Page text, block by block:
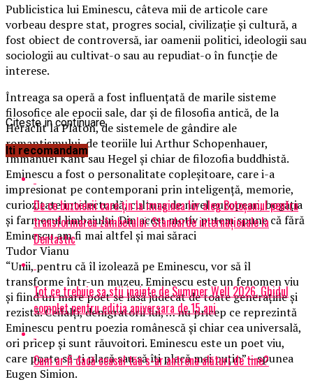
Publicistica lui Eminescu, câteva mii de articole care
vorbeau despre stat, progres social, civilizaţie şi cultură, a
fost obiect de controversă, iar oamenii politici, ideologii sau
sociologii au cultivat-o sau au repudiat-o în funcţie de
interese.
Întreaga sa operă a fost influenţată de marile sisteme
filosofice ale epocii sale, dar şi de filosofia antică, de la
Heraclit la Platon, de sistemele de gândire ale
romantismului, de teoriile lui Arthur Schopenhauer,
Immanuel Kant sau Hegel şi chiar de filozofia buddhistă.
Eminescu a fost o personalitate copleşitoare, care i-a
impresionat pe contemporani prin inteligenţă, memorie,
curiozitate intelectuală, cultura de nivel european, bogăţia
şi farmecul limbajului. Din acest motiv putem spune că fără
Eminescu am fi mai altfel şi mai săraci
Tudor Vianu
“Unii, pentru că îl izolează pe Eminescu, vor să îl
transforme într-un muzeu. Eminescu este un fenomen viu
şi fiind un mare poet se lasă judecat de toate generaţiile şi
rezistă. Ceilalţi, denigratorii lui, … nu pricep ce reprezintă
Eminescu pentru poezia românescă şi chiar cea universală,
ori pricep şi sunt răuvoitori. Eminescu este un poet viu,
care poate să-ţi placă sau să îţi placă mai puţin” – spunea
Eugen Simion.
Citeste in continuare
Iti recomandam
De ce buzoienii care țin la imaginea lor aleg Botoșaniul pentru
transformarea zâmbetului: Standarde internaționale la
Dentastic
Tot ce trebuie sa stii inainte de Summer Well 2026. Ghidul
complet pentru editia aniversara de 15 ani
Cum ar fi dacă ceasul tău s-ar antrena alături de tine?